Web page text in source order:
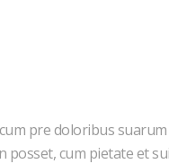
pre doloribus suarum
cum pietate et sui